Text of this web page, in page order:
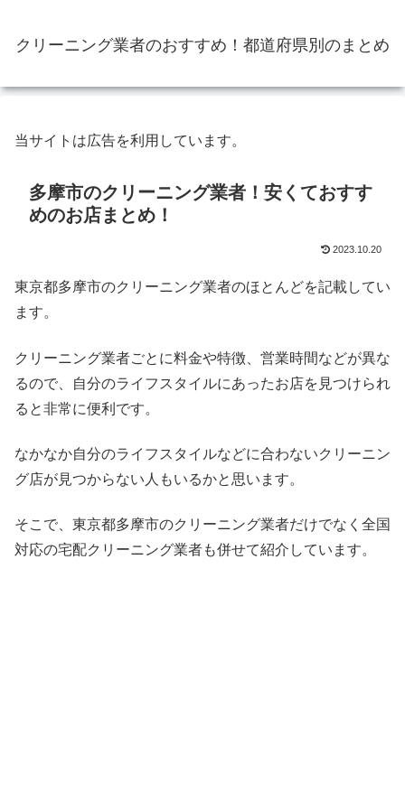
クリーニング業者のおすすめ！都道府県別のまとめ
当サイトは広告を利用しています。
多摩市のクリーニング業者！安くておすす
めのお店まとめ！
2023.10.20
東京都多摩市のクリーニング業者のほとんどを記載してい
ます。
クリーニング業者ごとに料金や特徴、営業時間などが異な
るので、自分のライフスタイルにあったお店を見つけられ
ると非常に便利です。
なかなか自分のライフスタイルなどに合わないクリーニン
グ店が見つからない人もいるかと思います。
そこで、東京都多摩市のクリーニング業者だけでなく全国
対応の宅配クリーニング業者も併せて紹介しています。